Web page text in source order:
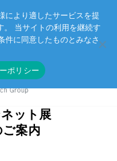
ート お問い合わせ
ット展
案内
により適したサービスを提
。 当サイトの利用を継続す
件に同意したものとみなさ
ポリシー